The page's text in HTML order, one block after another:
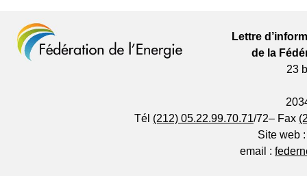
Lettre
de la
23
Tél (212) 05.22.99.70.71/72– Fax
Site web
email :